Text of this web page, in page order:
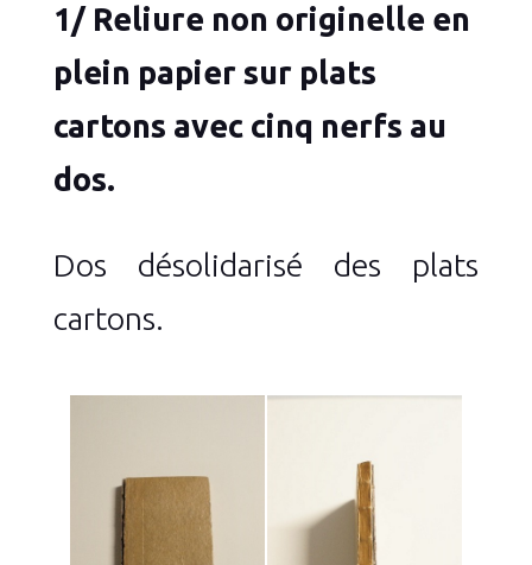
1/ Reliure non originelle en
plein papier sur plats
cartons avec cinq nerfs au
dos.
Dos désolidarisé des plats
cartons.